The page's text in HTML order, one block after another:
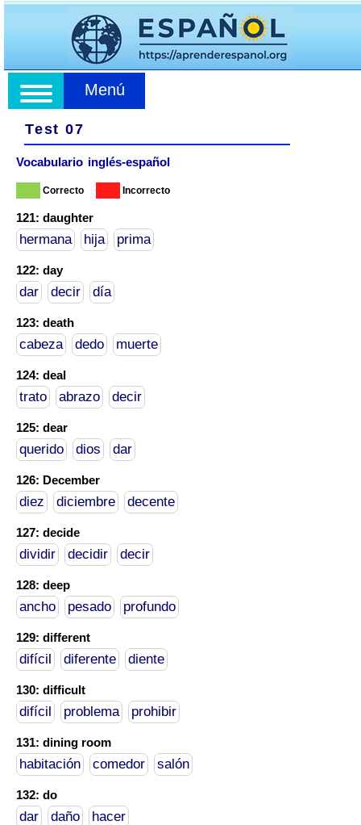
Menú
Test 07
Vocabulario inglés-español
Correcto Incorrecto
121: daughter
hermana hija prima
122: day
dar decir día
123: death
cabeza dedo muerte
124: deal
trato abrazo decir
125: dear
querido dios dar
126: December
diez diciembre decente
127: decide
dividir decidir decir
128: deep
ancho pesado profundo
129: different
difícil diferente diente
130: difficult
difícil problema prohibir
131: dining room
habitación comedor salón
132: do
dar daño hacer